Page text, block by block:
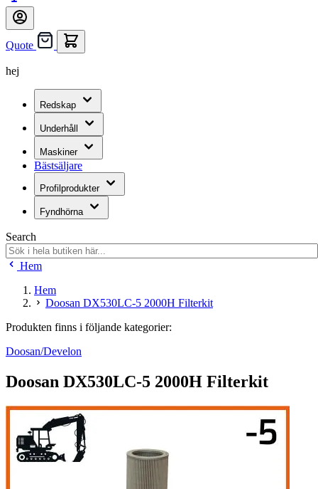
Quote
hej
Redskap
Underhåll
Maskiner
Bästsäljare
Profilprodukter
Fyndhörna
Search
Hem
Hem
Doosan DX530LC-5 2000H Filterkit
Produkten finns i följande kategorier:
Doosan/Develon
Doosan DX530LC-5 2000H Filterkit